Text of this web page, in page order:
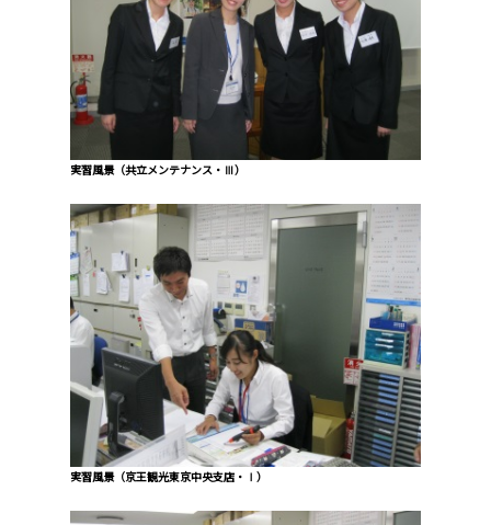
実習風景（共立メンテナンス・Ⅲ）
実習風景（京王観光東京中央支店・Ⅰ）